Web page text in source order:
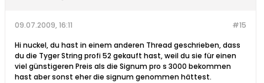
#15
09.07.2009, 16:11
Hi nuckel, du hast in einem anderen Thread geschrieben, dass
du die Tyger String profi 52 gekauft hast, weil du sie für einen
viel günstigeren Preis als die Signum pro s 3000 bekommen
hast aber sonst eher die signum genommen hättest.